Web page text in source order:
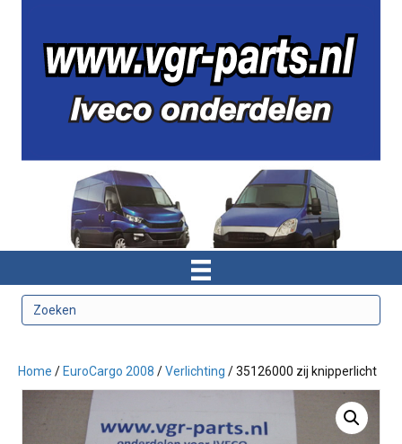
Home / EuroCargo 2008 /Verlichting / 35126000 zij knipperlicht